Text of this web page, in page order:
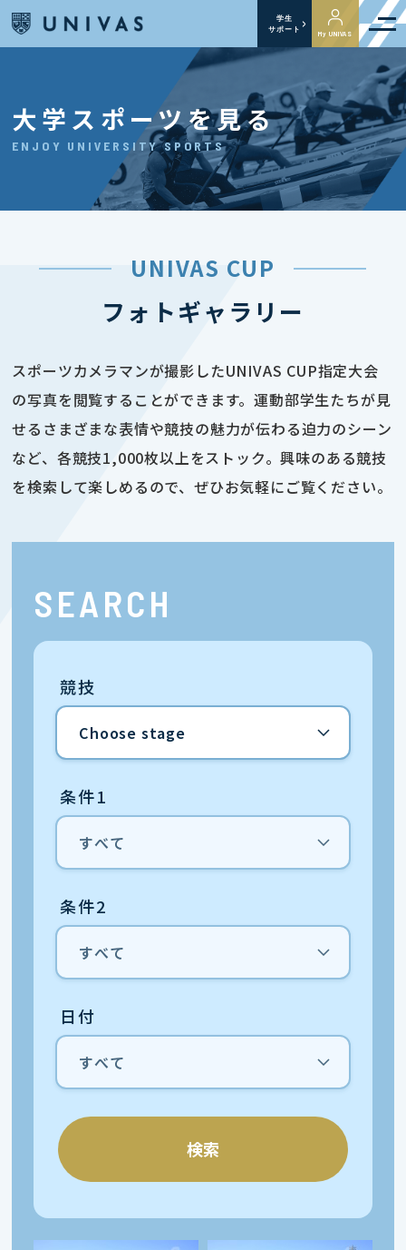
学生
サポート
My UNIVAS
大学スポーツを見る
ENJOY UNIVERSITY SPORTS
UNIVAS CUP
フォトギャラリー
スポーツカメラマンが撮影したUNIVAS CUP指定大会
の写真を閲覧することができます。運動部学生たちが見
せるさまざまな表情や競技の魅力が伝わる迫力のシーン
など、各競技1,000枚以上をストック。興味のある競技
を検索して楽しめるので、ぜひお気軽にご覧ください。
SEARCH
競技
条件1
条件2
日付
検索